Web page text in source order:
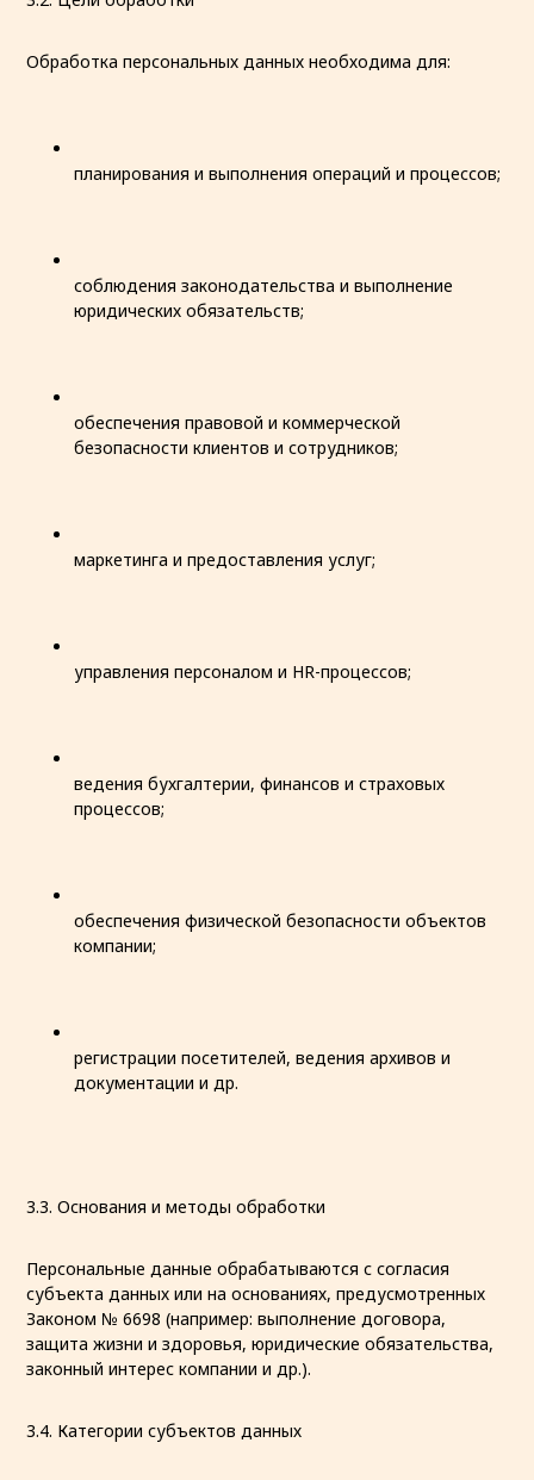
Обработка персональных данных необходима для:
планирования и выполнения операций и процессов;
соблюдения законодательства и выполнение
юридических обязательств;
обеспечения правовой и коммерческой
безопасности клиентов и сотрудников;
маркетинга и предоставления услуг;
управления персоналом и HR-процессов;
ведения бухгалтерии, финансов и страховых
процессов;
обеспечения физической безопасности объектов
компании;
регистрации посетителей, ведения архивов и
документации и др.
3.3. Основания и методы обработки
Персональные данные обрабатываются с согласия
субъекта данных или на основаниях, предусмотренных
Законом № 6698 (например: выполнение договора,
защита жизни и здоровья, юридические обязательства,
законный интерес компании и др.).
3.4. Категории субъектов данных